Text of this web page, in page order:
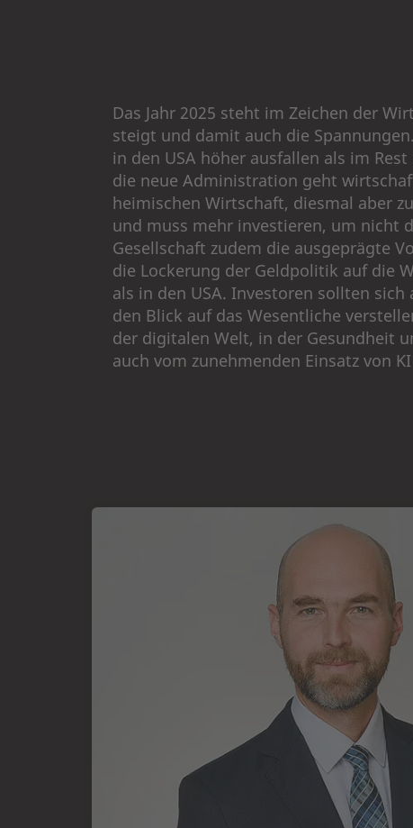
Das Jahr 2025 steht im Zeichen der
steigt und damit auch die
in den USA höher ausfallen als im
die neue Administration geht
heimischen Wirtschaft, diesmal aber
und muss mehr investieren, um nicht
Gesellschaft zudem die ausgeprägte
die Lockerung der Geldpolitik auf die
als in den USA. Investoren sollten
den Blick auf das Wesentliche
der digitalen Welt, in der Gesundheit
auch vom zunehmenden Einsatz von